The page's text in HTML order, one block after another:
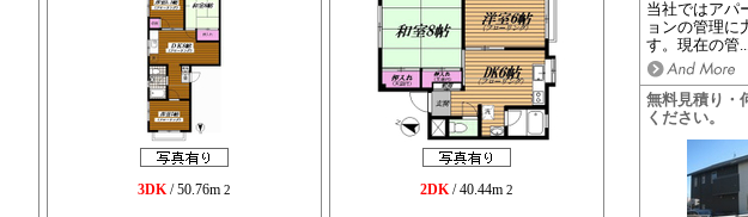
当社ではアパ
ョンの管理に
す。現在の管
無料見積り・
ください。
3DK/ 50.76m 2 2DK/ 40.44m 2